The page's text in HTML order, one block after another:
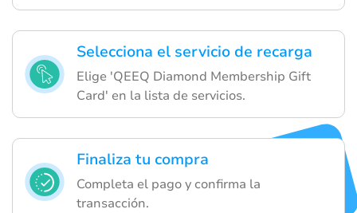
Selecciona el servicio de recarga
Elige 'QEEQ Diamond Membership Gift
Card' en la lista de servicios.
Finaliza tu compra
Completa el pago y confirma la
transacción.